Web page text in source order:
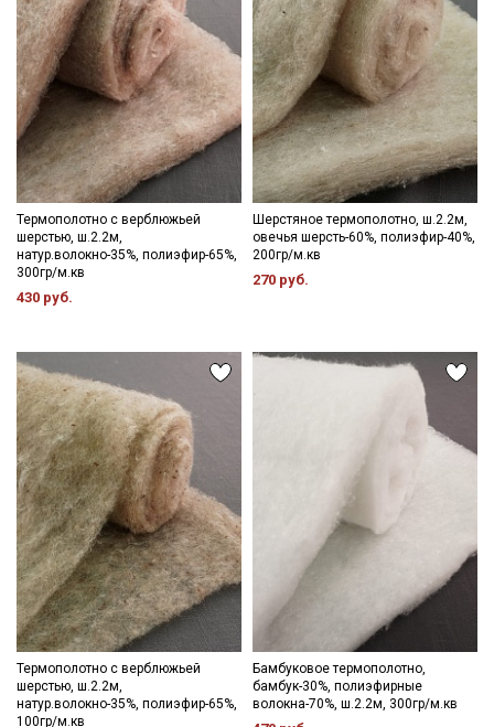
Термополотно с верблюжьей
шерстью, ш.2.2м,
натур.волокно-35%, полиэфир-65%,
300гр/м.кв
430 руб.
Шерстяное термополотно, ш.2.2м,
овечья шерсть-60%, полиэфир-40%,
200гр/м.кв
270 руб.
Термополотно с верблюжьей
шерстью, ш.2.2м,
натур.волокно-35%, полиэфир-65%,
100гр/м.кв
Бамбуковое термополотно,
бамбук-30%, полиэфирные
волокна-70%, ш.2.2м, 300гр/м.кв
Электронная почта
Подписаться
Ознакомлен(а) с
Политикой обработки персональных
данныхи даю
Согласие на обработку персональных
данных
ДаюСогласие на получение рекламных и
информационных рассылок